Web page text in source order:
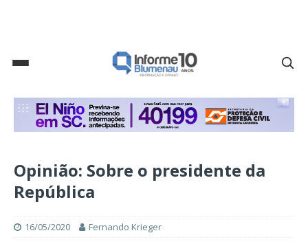
Opinião: Sobre o presidente da
República
16/05/2020 Fernando Krieger